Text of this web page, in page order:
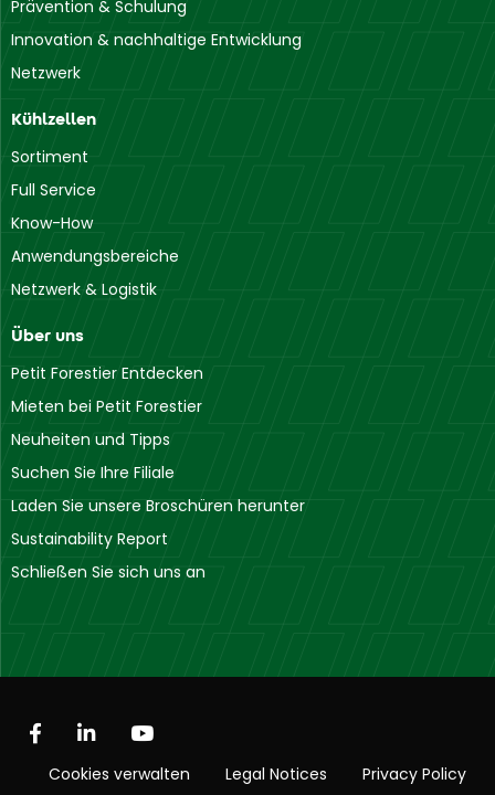
Prävention & Schulung
Innovation & nachhaltige Entwicklung
Netzwerk
Kühlzellen
Sortiment
Full Service
Know-How
Anwendungsbereiche
Netzwerk & Logistik
Über uns
Petit Forestier Entdecken
Mieten bei Petit Forestier
Neuheiten und Tipps
Suchen Sie Ihre Filiale
Laden Sie unsere Broschüren herunter
Sustainability Report
Schließen Sie sich uns an
Cookies verwalten Legal Notices Privacy Policy